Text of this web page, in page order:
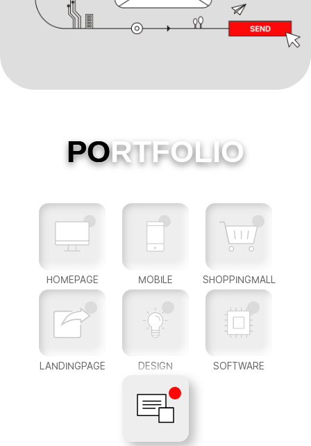
PORTFOLIO
HOMEPAGE MOBILE SHOPPINGMALL
LANDINGPAGE DESIGN SOFTWARE